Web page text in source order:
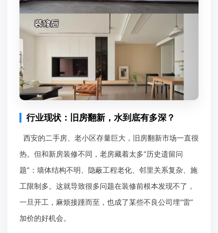
行业现状：旧房翻新，水到底有多深？
西安的二手房、老小区存量巨大，旧房翻新市场一直很
热。但和新房装修不同，老房藏着太多“历史遗留问
题”：墙体结构不明、隐蔽工程老化、邻里关系复杂、施
工限制多。这就导致很多问题在装修前根本发现不了，
一旦开工，麻烦接踵而至，也成了某些不良公司埋“雷”
加价的好机会。